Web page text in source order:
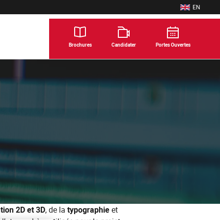
EN
ENGLISH
Brochures Candidater Portes Ouvertes
2D et 3D, de la typographieet